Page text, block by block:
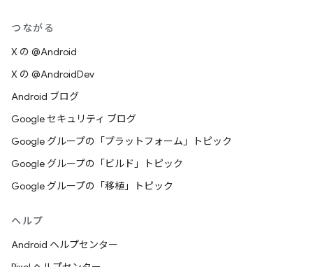
つながる
X の @Android
X の @AndroidDev
Android ブログ
Google セキュリティ ブログ
Google グループの「プラットフォーム」トピック
Google グループの「ビルド」トピック
Google グループの「移植」トピック
ヘルプ
Android ヘルプセンター